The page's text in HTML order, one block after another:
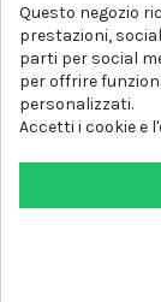
belli da vedere, ma
Che siate alla
comoda e
qualcosa per tutti.
Follow us
Questo negozio
prestazioni,
parti per social
per offrire
personalizzati.
Accetti i cookie e